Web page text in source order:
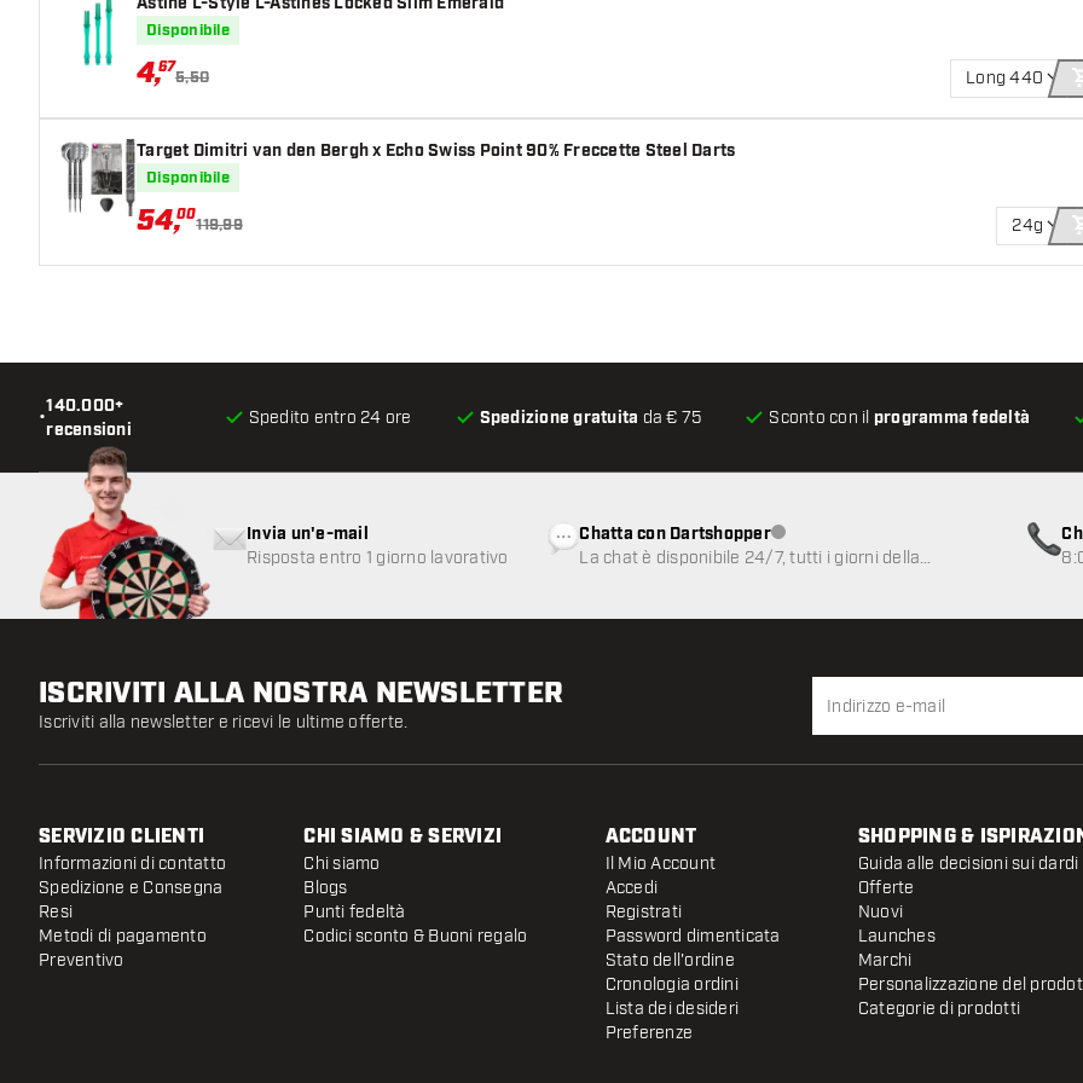
Disponibile
4,67
5,50 Long 440
Target Dimitri van den Bergh x Echo Swiss Point 90% Freccette Steel Darts
Disponibile
54,00
119,99 24g
•
140.000+
recensioni
Spedito entro 24 ore Spedizione gratuita da € 75 Sconto con il programma fedeltà
Invia un'e-mail
Risposta entro 1 giorno lavorativo
Chatta con DartshopperServizio clienti non disponibile
La chat è disponibile 24/7, tutti i giorni della
ISCRIVITI ALLA NOSTRA NEWSLETTER
Iscriviti alla newsletter e ricevi le ultime offerte.
SERVIZIO CLIENTI
Informazioni di contatto
Spedizione e Consegna
Resi
Metodi di pagamento
Preventivo
CHI SIAMO & SERVIZI
Chi siamo
Blogs
Punti fedeltà
Codici sconto & Buoni regalo
ACCOUNT
Il Mio Account
Accedi
Registrati
Password dimenticata
Stato dell'ordine
Cronologia ordini
Lista dei desideri
Preferenze
SHOPPING &
Guida alle decisioni sui dardi
Offerte
Nuovi
Launches
Marchi
Personalizzazione del
Categorie di prodotti